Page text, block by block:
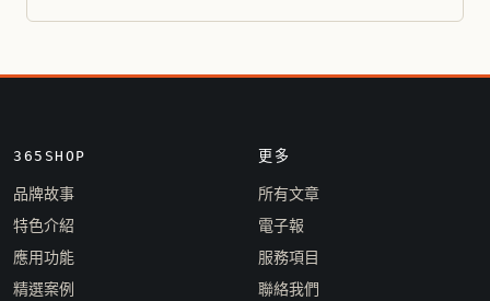
365SHOP
品牌故事
特色介紹
應用功能
精選案例
更多
所有文章
電子報
服務項目
聯絡我們